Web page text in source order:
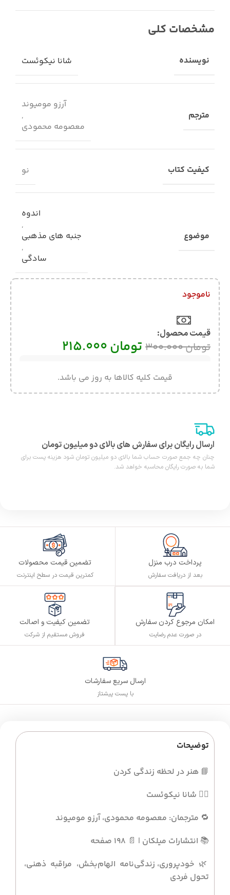
مشخصات کلی
نویسنده شانا نیکوئست
مترجم
آرزو مومیوند
,
معصومه محمودی
کیفیت کتاب نو
موضوع
اندوه
,
جنبه های مذهبی
,
سادگی
ناموجود
قیمت محصول:​
تومان300.000 تومان
قیمت کلیه کالاها به روز می باشد.
ارسال رایگان برای سفارش های بالای دو میلیون تومان
چنان چه جمع صورت حساب شما بالای دو میلیون تومان شود هزینه پست برای
شما به صورت رایگان محاسبه خواهد شد.
پرداخت درب منزل
بعد از دریافت سفارش
تضمین قیمت محصولات
کمترین قیمت در سطح اینترنت
امکان مرجوع کردن سفارش
در صورت عدم رضایت
تضمین کیفیت و اصالت
فروش مستقیم از شرکت
ارسال سریع سفارشات
با پست پیشتاز
توضیحات
📘 هنر در لحظه زندگی کردن
✍🏻 شانا نیکوئست
🔁 مترجمان: معصومه محمودی، آرزو مومیوند
📚 انتشارات میلکان | 📄 ۱۹۸ صفحه
🌿 خودپروری، زندگی‌نامه الهام‌بخش، مراقبه ذهنی،
تحول فردی